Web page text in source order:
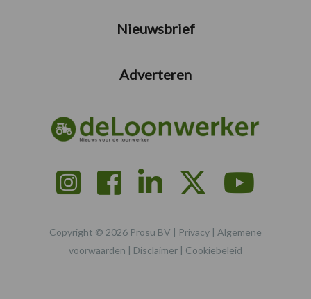
Nieuwsbrief
Adverteren
Copyright © 2026 Prosu BV | Privacy | Algemene
voorwaarden | Disclaimer | Cookiebeleid